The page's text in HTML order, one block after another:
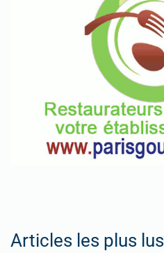
Articles les plus lus